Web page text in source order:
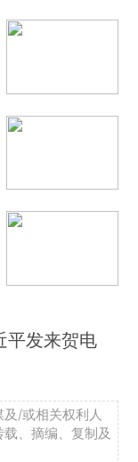
平发来贺电
/或相关权利人
、摘编、复制及